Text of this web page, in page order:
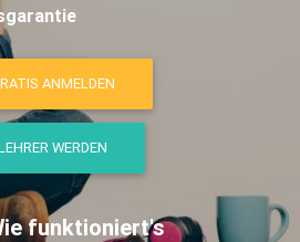
ANMELDEN
WERDEN
funktioniert's